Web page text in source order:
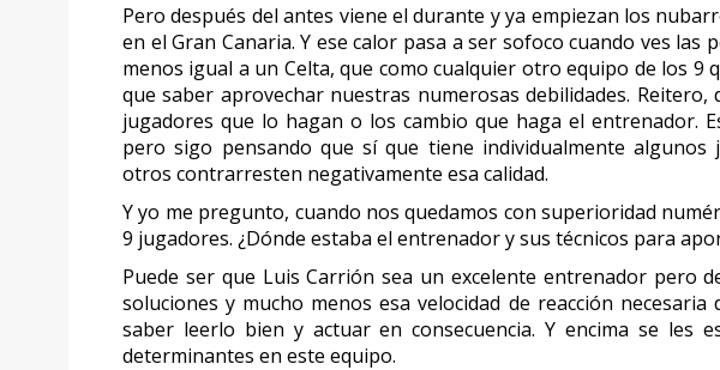
Pero después del antes viene el durante y ya empiezan los
en el Gran Canaria. Y ese calor pasa a ser sofoco cuando ves
menos igual a un Celta, que como cualquier otro equipo de los 9
que saber aprovechar nuestras numerosas debilidades.
jugadores que lo hagan o los cambio que haga el entrenador.
pero sigo pensando que sí que tiene individualmente algunos
otros contrarresten negativamente esa calidad.
Y yo me pregunto, cuando nos quedamos con superioridad
9 jugadores. ¿Dónde estaba el entrenador y sus técnicos para
Puede ser que Luis Carrión sea un excelente entrenador pero
soluciones y mucho menos esa velocidad de reacción
saber leerlo bien y actuar en consecuencia. Y encima se les
determinantes en este equipo.